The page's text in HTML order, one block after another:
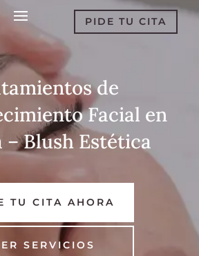
PIDE TU CITA
de
Facial en
– Blush Estética
TU CITA AHORA
SERVICIOS